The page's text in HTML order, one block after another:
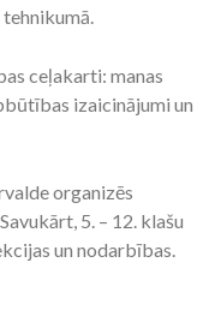
tehnikumā.
ceļakarti: manas
izaicinājumi un
organizēs
5. – 12. klašu
un nodarbības.